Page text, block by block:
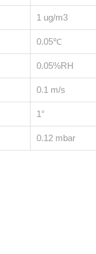
1 ug/m3
0.05℃
0.05%RH
0.1 m/s
1°
0.12 mbar